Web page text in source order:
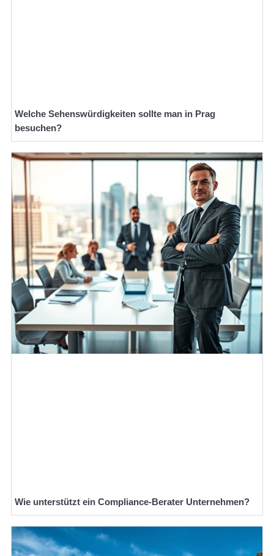
Welche Sehenswürdigkeiten sollte man in Prag
besuchen?
Wie unterstützt ein Compliance-Berater Unternehmen?